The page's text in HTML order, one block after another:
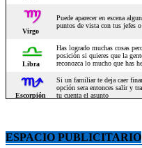
ESPACIO PUBLICITARIO